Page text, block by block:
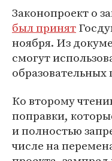
Законопроект о
был принят
ноября. Из
смогут
образовательных
Ко второму
поправки,
и полностью
числе на